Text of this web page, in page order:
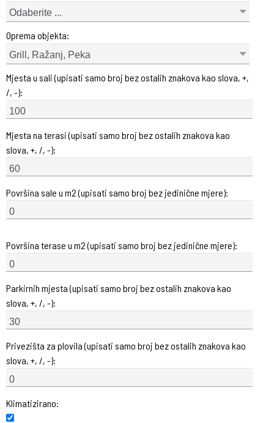
Odaberite ...
Oprema objekta:
Grill, Ražanj, Peka
Mjesta u sali (upisati samo broj bez ostalih znakova kao slova, +,
/, -):
Mjesta na terasi (upisati samo broj bez ostalih znakova kao
slova, +, /, -):
Površina sale u m2 (upisati samo broj bez jedinične mjere):
Površina terase u m2 (upisati samo broj bez jedinične mjere):
Parkirnih mjesta (upisati samo broj bez ostalih znakova kao
slova, +, /, -):
Privezišta za plovila (upisati samo broj bez ostalih znakova kao
slova, +, /, -):
Klimatizirano: